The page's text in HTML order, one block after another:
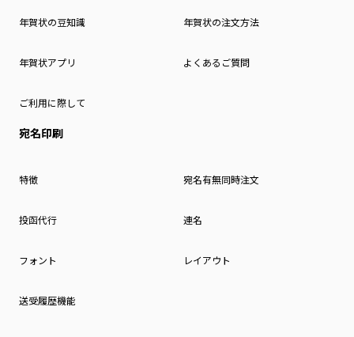
年賀状の豆知識 年賀状の注文方法
年賀状アプリ よくあるご質問
ご利用に際して
宛名印刷
特徴 宛名有無同時注文
投函代行 連名
フォント レイアウト
送受履歴機能